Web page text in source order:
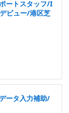
ートスタッフ/I
ビュー/港区芝
ータ入力補助/